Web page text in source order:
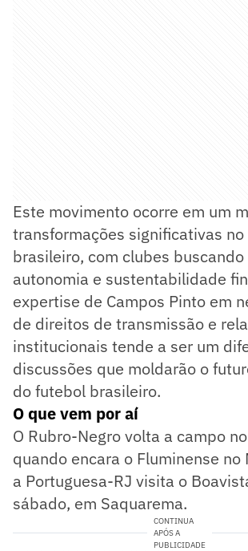
Este movimento ocorre em um
transformações significativas
brasileiro, com clubes
autonomia e sustentabilidade
expertise de Campos Pinto em
de direitos de transmissão e
institucionais tende a ser um
discussões que moldarão o
do futebol brasileiro.
O que vem por aí
O Rubro-Negro volta a campo
quando encara o Fluminense no
a Portuguesa-RJ visita o
sábado, em Saquarema.
CONTINUA
APÓS A
PUBLICIDADE